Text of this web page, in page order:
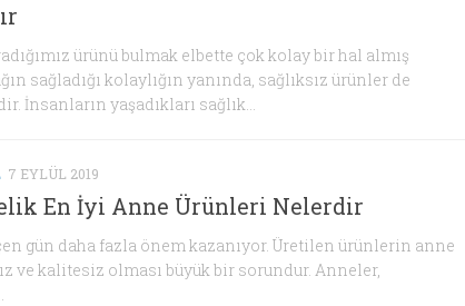
ürünü bulmak elbette çok kolay bir hal almış
sağladığı kolaylığın yanında, sağlıksız ürünler de
İnsanların yaşadıkları sağlık...
7 EYLÜL 2019
En İyi Anne Ürünleri Nelerdir
gün daha fazla önem kazanıyor. Üretilen ürünlerin anne
ve kalitesiz olması büyük bir sorundur. Anneler,